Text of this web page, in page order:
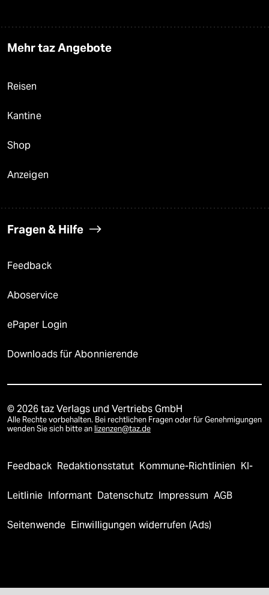
Mehr taz Angebote
Reisen
Kantine
Shop
Anzeigen
Fragen & Hilfe
Feedback
Aboservice
ePaper Login
Downloads für Abonnierende
© 2026 taz Verlags und Vertriebs GmbH
Alle Rechte vorbehalten. Bei rechtlichen Fragen oder für Genehmigungen
wenden Sie sich bitte an lizenzen@taz.de
Feedback Redaktionsstatut Kommune-Richtlinien KI-
Leitlinie Informant Datenschutz Impressum AGB
Seitenwende Einwilligungen widerrufen (Ads)